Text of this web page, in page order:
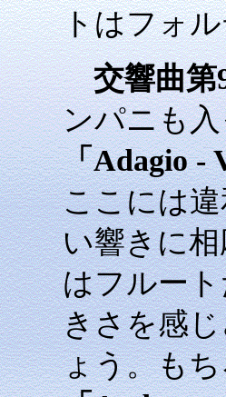
トはフォ
交響曲第
ンパニも
「Adagio -
ここには
い響きに
はフルー
きさを感
ょう。も